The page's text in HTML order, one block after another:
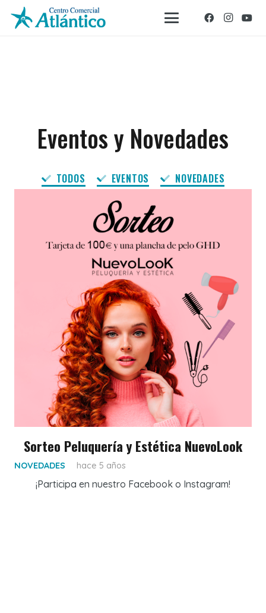
Eventos y Novedades
TODOS EVENTOS NOVEDADES
Sorteo Peluquería y Estética NuevoLook
NOVEDADES hace 5 años
¡Participa en nuestro Facebook o Instagram!